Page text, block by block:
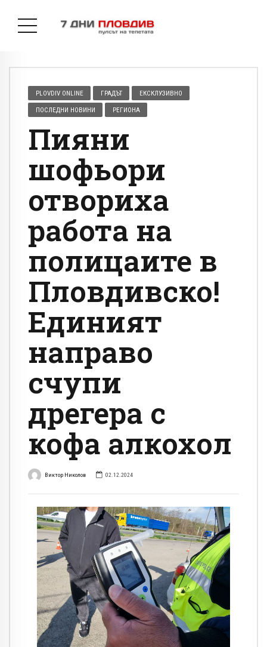
PLOVDIV ONLINE ГРАДЪТ ЕКСКЛУЗИВНО
ПОСЛЕДНИ НОВИНИ РЕГИОНА
Пияни
шофьори
отвориха
работа на
полицаите в
Пловдивско!
Единият
направо
счупи
дрегера с
кофа алкохол
Виктор Николов 02.12.2024